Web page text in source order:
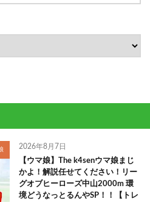
2026年8月7日
【ウマ娘】The k4senウマ娘まじ
かよ！解説任せてください！リー
グオブヒーローズ中山2000m 環
境どうなっとるんやSP！！【トレ